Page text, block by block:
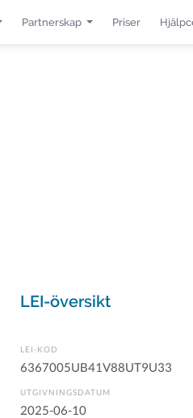
Partnerskap Priser
LEI-översikt
LEI-KOD
6367005UB41V88UT9U33
UTGIVNINGSDATUM
2025-06-10